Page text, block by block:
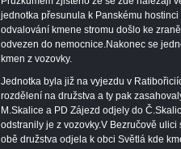
jednotka přesunula k Panskému
odvalování kmene stromu došlo ke
odvezen do nemocnice.Nakonec se
kmen z vozovky.
Jednotka byla již na vyjezdu v
rozdělení na družstva a ty pak
M.Skalice a PD Zájezd odjely do
odstranily je z vozovky.V Bezručově
obě družstva odjela k obci Světlá kde